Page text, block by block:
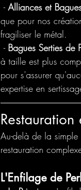
- Alliances et
que pour nos
fragiliser le métal.
- Bagues Serties de
à taille est plus
pour s'assurer
expertise en
Au-delà de la simple
restauration
L'Enfilage de